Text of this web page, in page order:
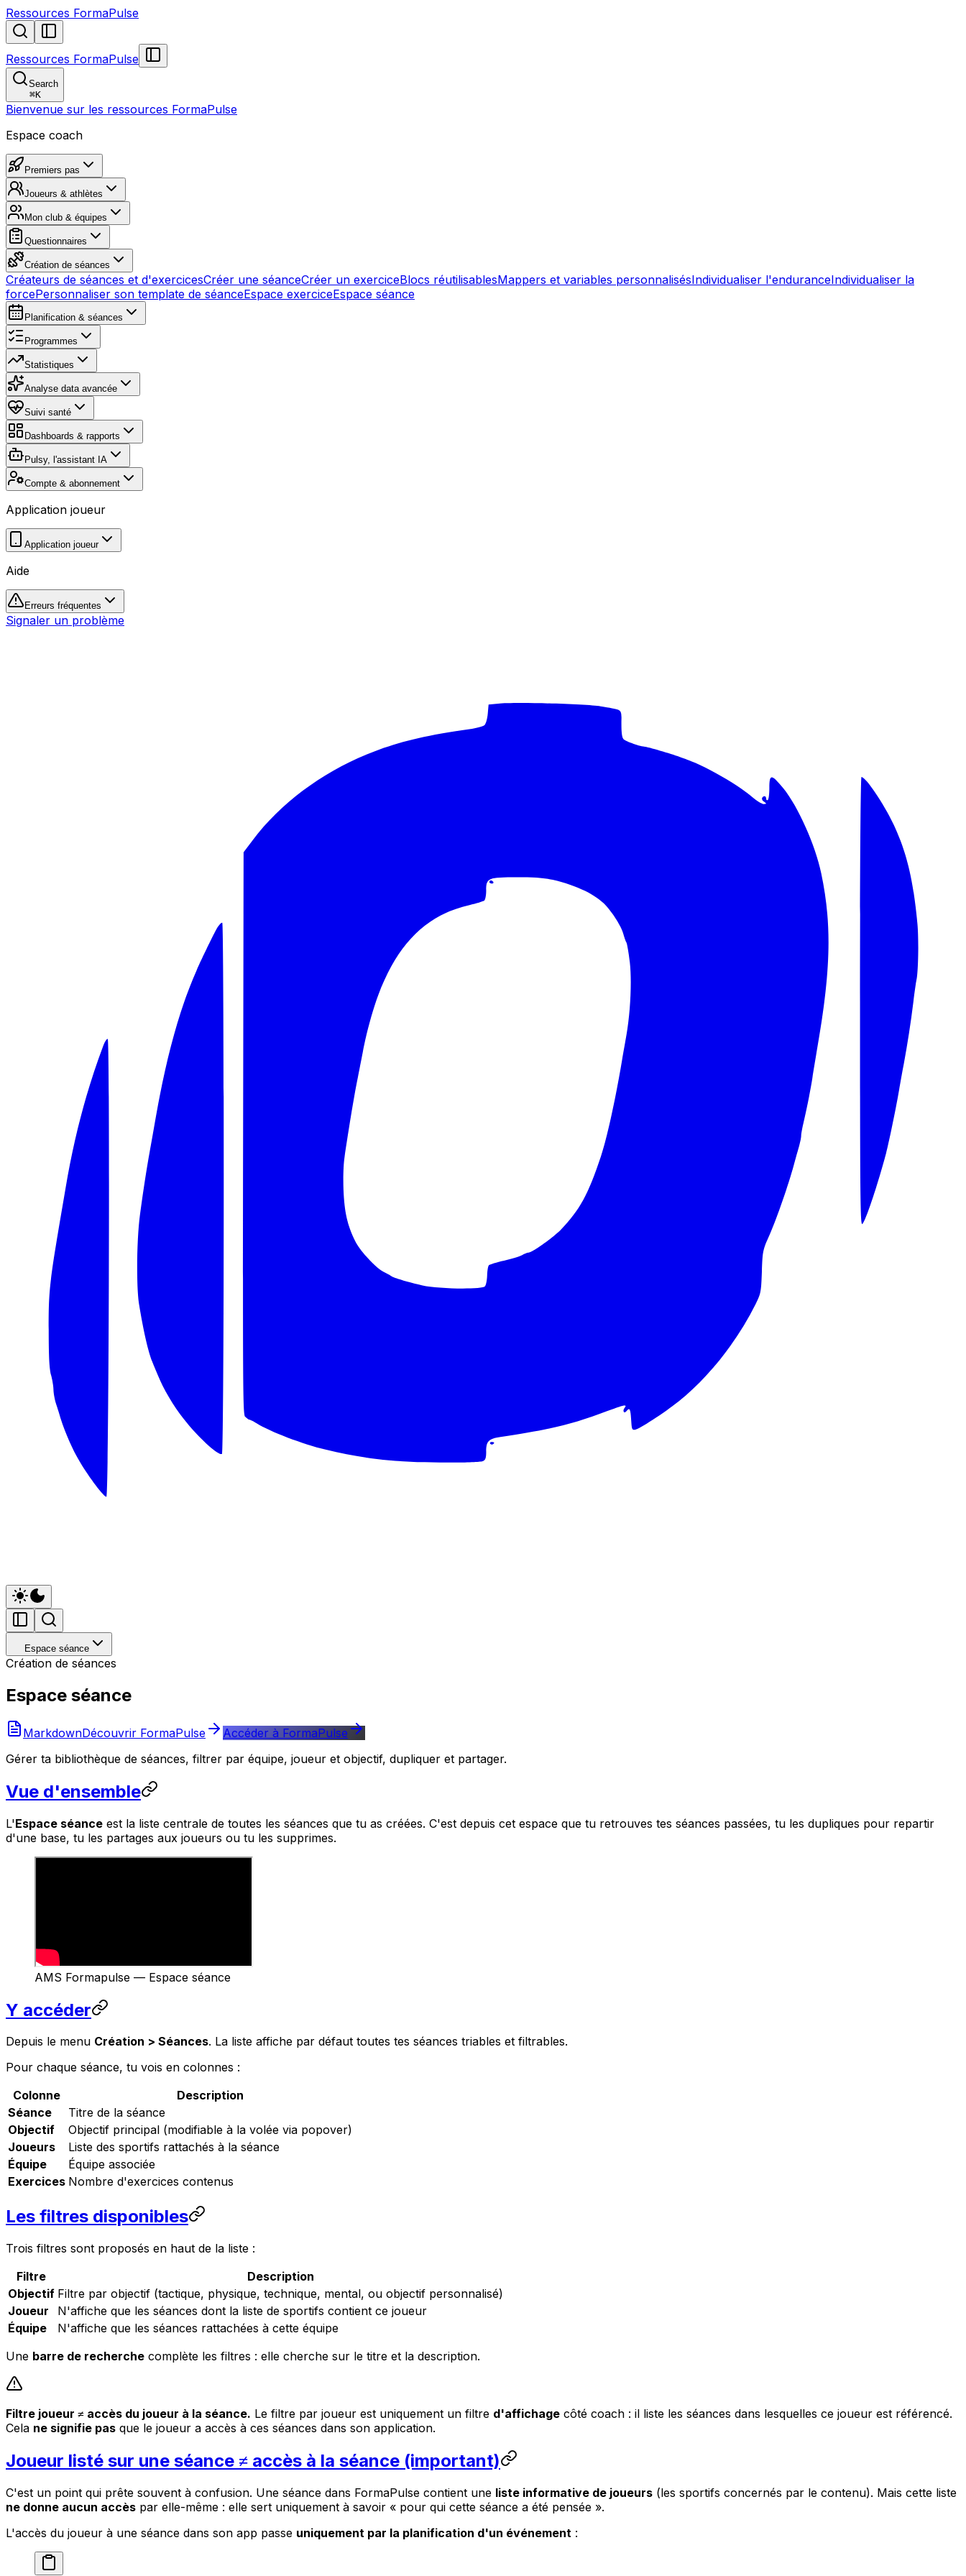
Ressources FormaPulse
Ressources FormaPulse
Search
⌘K
Bienvenue sur les ressources FormaPulse
Espace coach
Premiers pas
Joueurs & athlètes
Mon club & équipes
Questionnaires
Création de séances
Créateurs de séances et d'exercicesCréer une séanceCréer un exerciceBlocs réutilisablesMappers et variables personnalisésIndividualiser l'enduranceIndividualiser la
forcePersonnaliser son template de séanceEspace exerciceEspace séance
Planification & séances
Programmes
Statistiques
Analyse data avancée
Suivi santé
Dashboards & rapports
Pulsy, l'assistant IA
Compte & abonnement
Application joueur
Application joueur
Aide
Erreurs fréquentes
Signaler un problème
Espace séance
Création de séances
Espace séance
MarkdownDécouvrir FormaPulse
Accéder à FormaPulse
Gérer ta bibliothèque de séances, filtrer par équipe, joueur et objectif, dupliquer et partager.
Vue d'ensemble
L'Espace séance est la liste centrale de toutes les séances que tu as créées. C'est depuis cet espace que tu retrouves tes séances passées, tu les dupliques pour repartir
d'une base, tu les partages aux joueurs ou tu les supprimes.
AMS Formapulse — Espace séance
Y accéder
Depuis le menu Création > Séances. La liste affiche par défaut toutes tes séances triables et filtrables.
Pour chaque séance, tu vois en colonnes :
Colonne
Description
Séance
Titre de la séance
Objectif
Objectif principal (modifiable à la volée via popover)
Joueurs
Liste des sportifs rattachés à la séance
Équipe
Équipe associée
Exercices Nombre d'exercices contenus
Les filtres disponibles
Trois filtres sont proposés en haut de la liste :
Filtre
Description
Objectif Filtre par objectif (tactique, physique, technique, mental, ou objectif personnalisé)
Joueur
N'affiche que les séances dont la liste de sportifs contient ce joueur
Équipe
N'affiche que les séances rattachées à cette équipe
Une barre de recherche complète les filtres : elle cherche sur le titre et la description.
Filtre joueur ≠ accès du joueur à la séance. Le filtre par joueur est uniquement un filtre d'affichage côté coach : il liste les séances dans lesquelles ce joueur est référencé.
Cela ne signifie pas que le joueur a accès à ces séances dans son application.
Joueur listé sur une séance ≠ accès à la séance (important)
C'est un point qui prête souvent à confusion. Une séance dans FormaPulse contient une liste informative de joueurs (les sportifs concernés par le contenu). Mais cette liste
ne donne aucun accès par elle-même : elle sert uniquement à savoir « pour qui cette séance a été pensée ».
L'accès du joueur à une séance dans son app passe uniquement par la planification d'un événement :